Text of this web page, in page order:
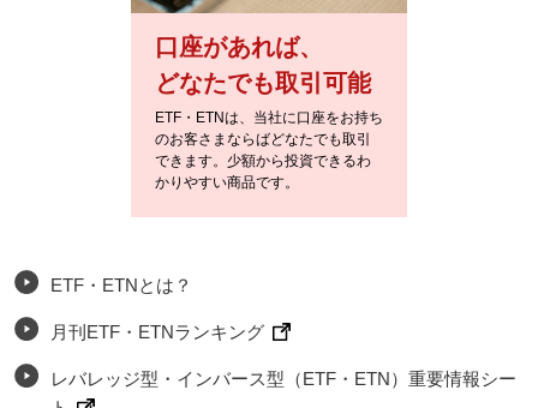
口座があれば、
どなたでも取引可能
ETF・ETNは、当社に口座をお持ち
のお客さまならばどなたでも取引
できます。少額から投資できるわ
かりやすい商品です。
ETF・ETNとは？
月刊ETF・ETNランキング
レバレッジ型・インバース型（ETF・ETN）重要情報シー